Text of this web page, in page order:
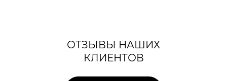
ОТЗЫВЫ НАШИХ
КЛИЕНТОВ